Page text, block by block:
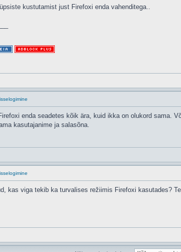
kustutamist just Firefoxi enda vahenditega..
enda seadetes kõik ära, kuid ikka on olukord sama.
kasutajanime ja salasõna.
kas viga tekib ka turvalises režiimis Firefoxi kasutades?